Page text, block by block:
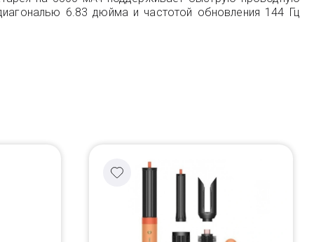
6.83 дюйма и частотой обновления 144 Гц